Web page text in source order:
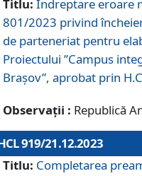
Titlu: Îndreptare eroare
801/2023 privind
de parteneriat pentru
Proiectului ”Campus
Brașov”, aprobat prin
Observații : Republică
919/21.12.2023
Titlu: Completarea